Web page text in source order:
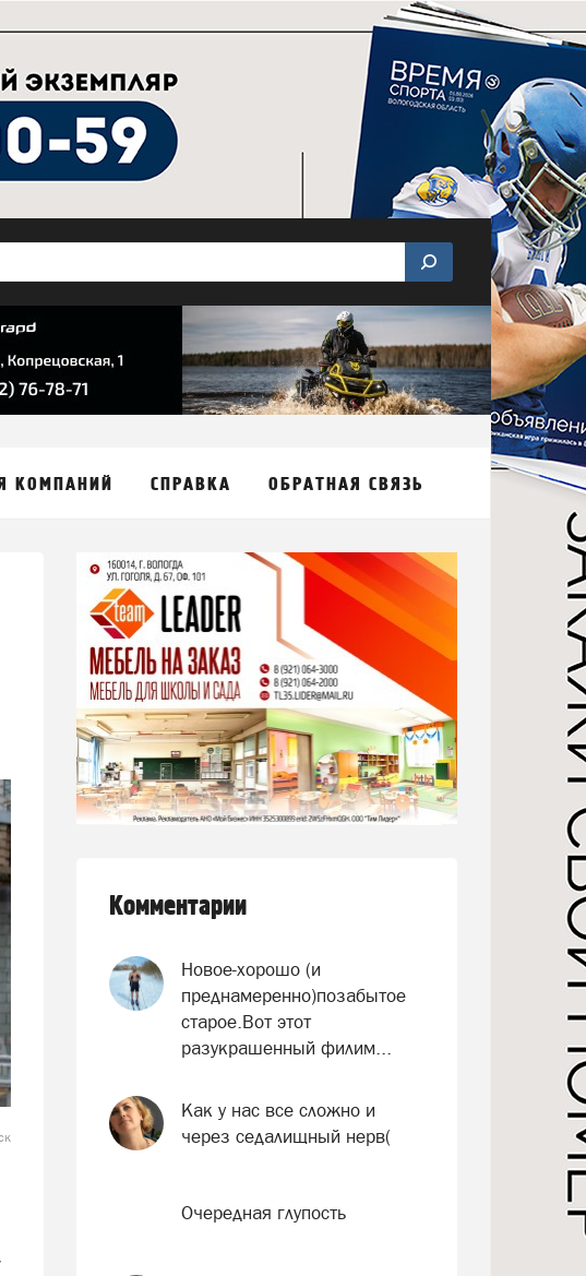
КОМПАНИЙ СПРАВКА ОБРАТНАЯ СВЯЗЬ
Комментарии
Новое-хорошо (и
преднамеренно)позабытое
старое.Вот этот
разукрашенный филим...
Как у нас все сложно и
через седалищный нерв(
Очередная глупость